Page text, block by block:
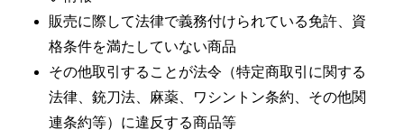
販売に際して法律で義務付けられている免許、資
格条件を満たしていない商品
その他取引することが法令（特定商取引に関する
法律、銃刀法、麻薬、ワシントン条約、その他関
連条約等）に違反する商品等